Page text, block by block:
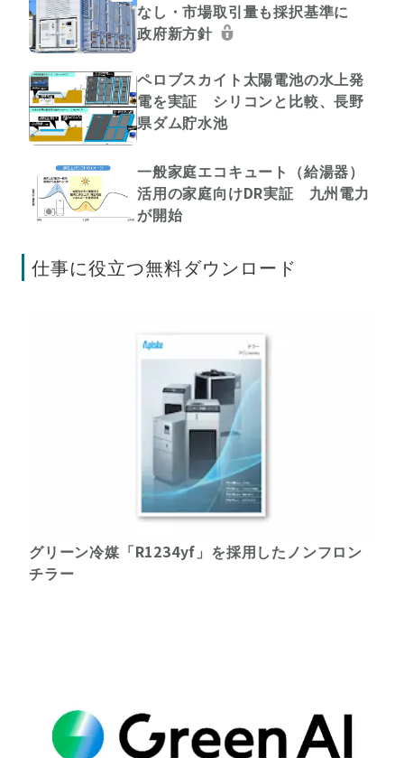
なし・市場取引量も採択基準に
政府新方針
ペロブスカイト太陽電池の水上発
電を実証 シリコンと比較、長野
県ダム貯水池
一般家庭エコキュート（給湯器）
活用の家庭向けDR実証 九州電力
が開始
仕事に役立つ無料ダウンロード
グリーン冷媒「R1234yf」を採用したノンフロン
チラー